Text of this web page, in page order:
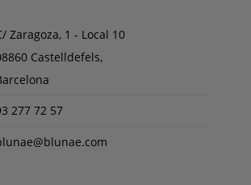
Zaragoza, 1 - Local 10
Castelldefels,
277 72 57